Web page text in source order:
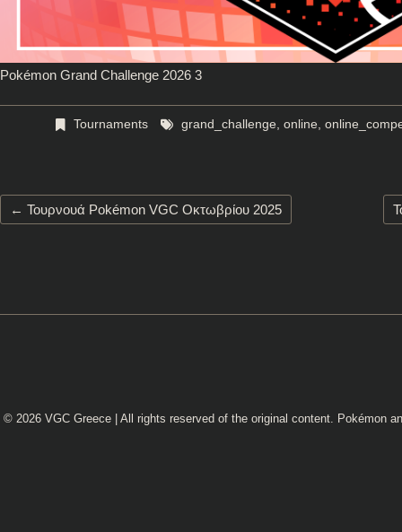
Pokémon Grand Challenge 2026 3
Tournaments grand_challenge, online,
← Τουρνουά Pokémon VGC Οκτωβρίου 2025
© 2026 VGC Greece | All rights reserved of the original content. Pokémon